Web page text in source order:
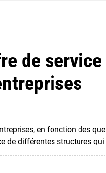
de service
en fonction des
de différentes structures